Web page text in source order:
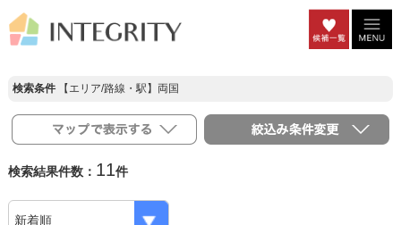
検索条件【エリア/路線・駅】両国
検索結果件数： 11件